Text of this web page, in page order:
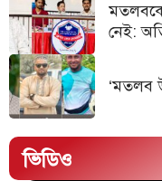
নেই:
‘মতলব
ভিডিও